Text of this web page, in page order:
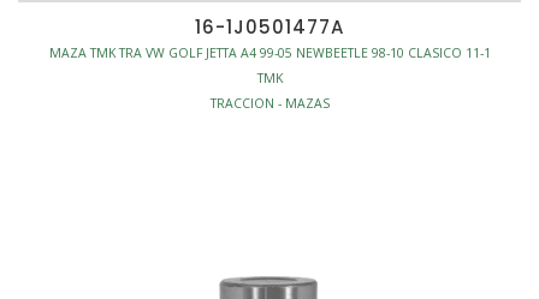
16-1J0501477A
MAZA TMK TRA VW GOLF JETTA A4 99-05 NEWBEETLE 98-10 CLASICO 11-1
TMK
TRACCION - MAZAS